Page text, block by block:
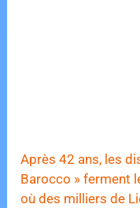
Après 42 ans, les
Barocco » ferment
où des milliers de